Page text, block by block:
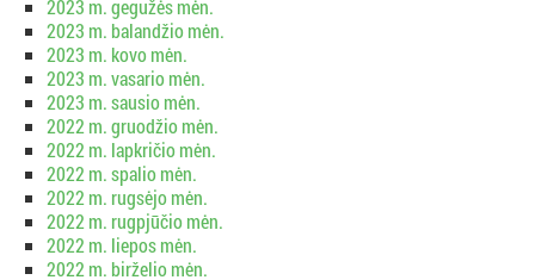
2023 m. gegužės mėn.
2023 m. balandžio mėn.
2023 m. kovo mėn.
2023 m. vasario mėn.
2023 m. sausio mėn.
2022 m. gruodžio mėn.
2022 m. lapkričio mėn.
2022 m. spalio mėn.
2022 m. rugsėjo mėn.
2022 m. rugpjūčio mėn.
2022 m. liepos mėn.
2022 m. birželio mėn.